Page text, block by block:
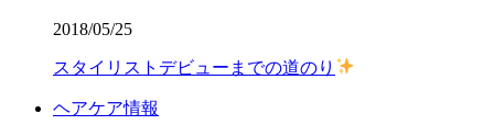
2018/05/25
スタイリストデビューまでの道のり
ヘアケア情報